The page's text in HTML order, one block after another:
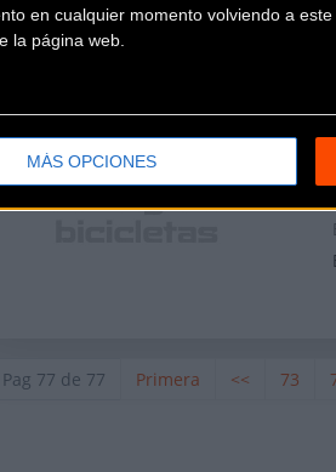
en cualquier momento volviendo a
la página web.
MÁS OPCIONES
Pag 77 de 77 Primera << 73